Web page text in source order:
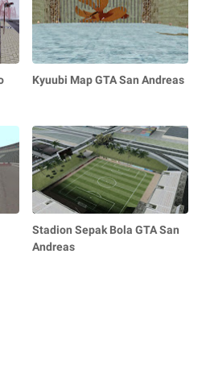
Kyuubi Map GTA San Andreas
Stadion Sepak Bola GTA San
Andreas